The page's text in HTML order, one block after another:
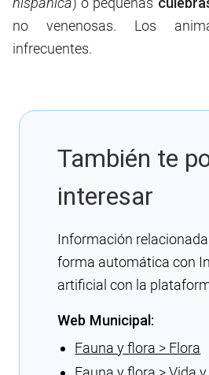
no venenosas. Los
infrecuentes.
También te
interesar
Información
forma automática con
artificial con la
Web Municipal:
Fauna y flora > Flora